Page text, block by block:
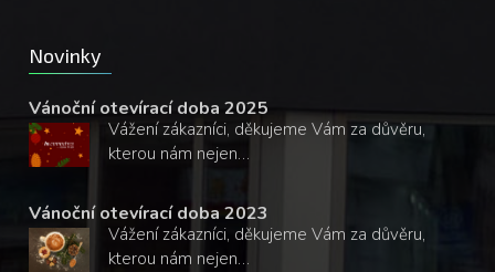
Novinky
Vánoční otevírací doba 2025
Vážení zákazníci, děkujeme Vám za důvěru,
kterou nám nejen…
Vánoční otevírací doba 2023
Vážení zákazníci, děkujeme Vám za důvěru,
kterou nám nejen…